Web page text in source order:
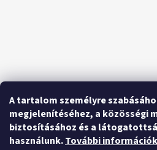
A tartalom személyre
megjelenítéséhez, a közösségi
biztosításához és a
használunk.További